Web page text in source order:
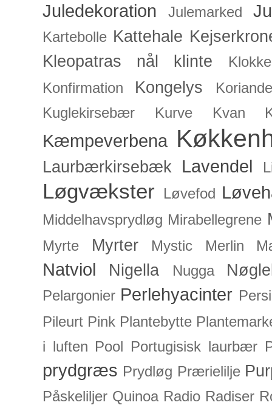
Juledekoration
Julemarked
Kartebolle Kattehale
Kleopatras nål
klinte
Konfirmation
Kongelys
Kuglekirsebær
Kurve Kvan
Kæmpeverbena
Laurbærkirsebæk Lavendel
Løgvækster Løvefod
Middelhavsprydløg Mirabellegrene
Myrte Myrter Mystic Merlin
Natviol Nigella Nugga
Pelargonier Perlehyacinter
Pileurt Pink Plantebytte
i luften Pool Portugisisk laurbær
prydgræs Prydløg Prærielilje
Påskeliljer Quinoa Radio Radiser